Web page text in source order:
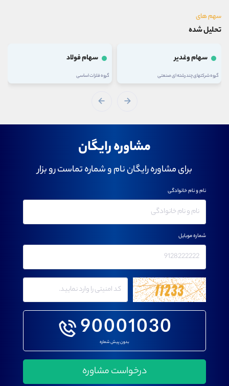
سهم های
تحلیل شده
سهام وغدیر
گروه شرکتهای چند رشته ای صنعتی
سهام فولاد
گروه فلزات اساسی
مشاوره رایگان
برای مشاوره رایگان نام و شماره تماست رو بزار
90001030
بدون پیش شماره
نام و نام خانوادگی
شماره موبایل